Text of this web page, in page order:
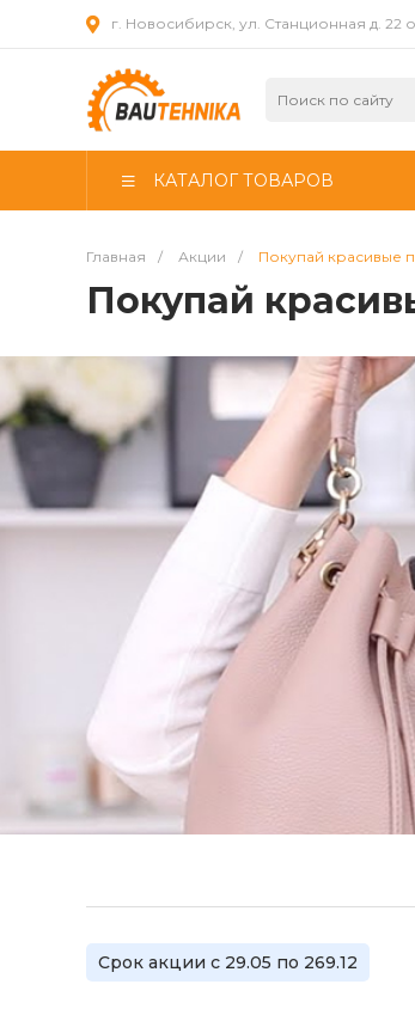
г. Новосибирск, ул. Станционная д. 22
КАТАЛОГ ТОВАРОВ
Главная / Акции / Покупай красивые
Покупай
Срок акции с 29.05 по 269.12